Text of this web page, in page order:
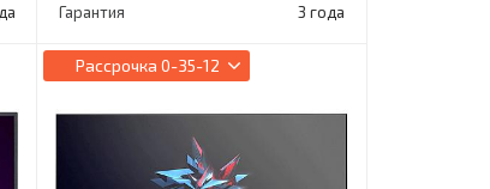
Гарантия
3 года
Рассрочка 0-35-12